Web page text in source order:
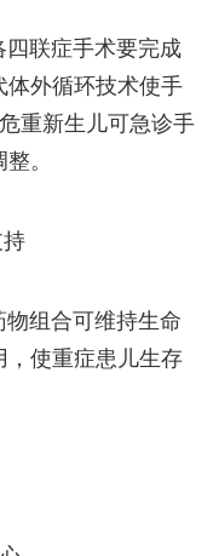
联症手术要完成
体外循环技术使手
重新生儿可急诊手
。
组合可维持生命
，使重症患儿生存